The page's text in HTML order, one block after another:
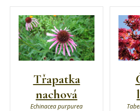
Třapatka
nachová
Echinacea purpurea